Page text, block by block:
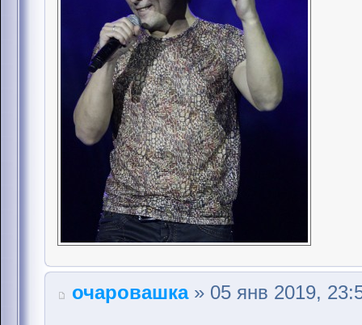
очаровашка» 05 янв 2019,